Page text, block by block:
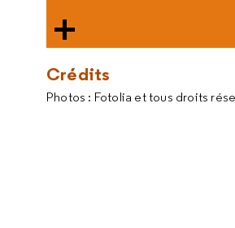
Crédits
Photos : Fotolia et tous droits